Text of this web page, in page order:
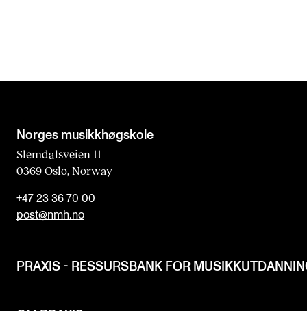
Norges musikk­høgskole
Slemdalsveien 11
0369 Oslo, Norway
+47 23 36 70 00
post@nmh.no
PRAXIS - RESSURSBANK FOR